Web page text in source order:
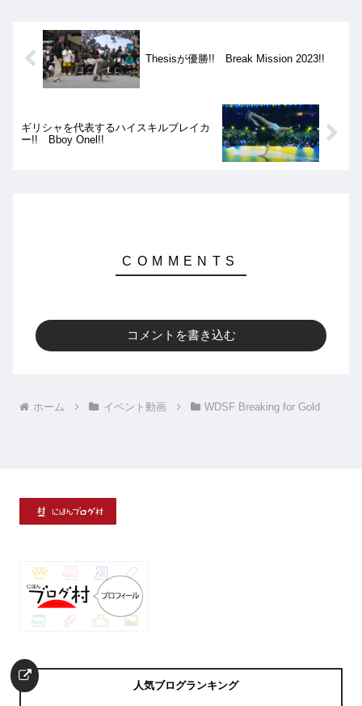
Thesisが優勝!! Break Mission 2023!!
ギリシャを代表するハイスキルブレイカ
ー!! Bboy Onel!!
コメントを書き込む
ホーム イベント動画 WDSF Breaking for Gold
人気ブログランキング